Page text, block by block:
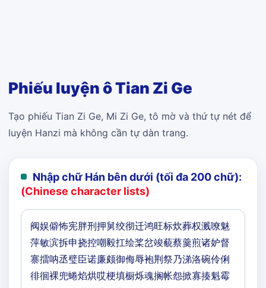
Phiếu luyện ô Tian Zi Ge
Tạo phiếu Tian Zi Ge, Mi Zi Ge, tô mờ và thứ tự nét để
luyện Hanzi mà không cần tự dàn trang.
Nhập chữ Hán bên dưới (tối đa 200 chữ):
(Chinese character lists)